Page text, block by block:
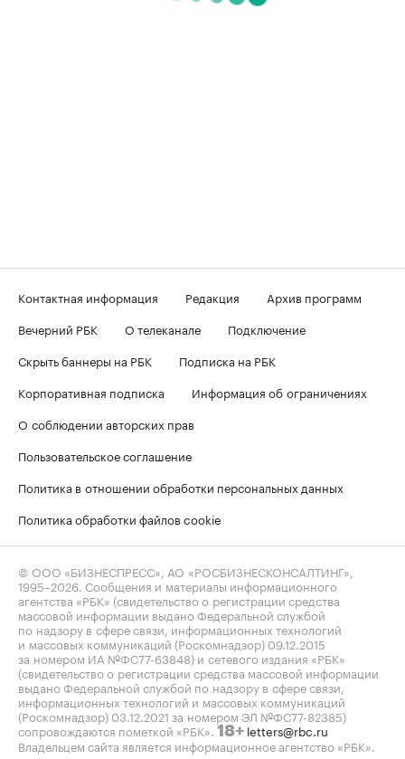
Контактная информация Редакция
Архив программ
Вечерний РБК
О телеканале
Подключение
Скрыть баннеры на РБК
Подписка на РБК
Корпоративная подписка
Информация об ограничениях
О соблюдении авторских прав
Пользовательское соглашение
Политика в отношении обработки персональных данных
Политика обработки файлов cookie
© ООО «БИЗНЕСПРЕСС», АО «РОСБИЗНЕСКОНСАЛТИНГ»,
1995–2026 . Сообщения и материалы информационного
агентства «РБК» (свидетельство о регистрации средства
массовой информации выдано Федеральной службой
по надзору в сфере связи, информационных технологий
и массовых коммуникаций (Роскомнадзор) 09.12.2015
за номером ИА №ФС77-63848) и сетевого издания «РБК»
(свидетельство о регистрации средства массовой информации
выдано Федеральной службой по надзору в сфере связи,
информационных технологий и массовых коммуникаций
(Роскомнадзор) 03.12.2021 за номером ЭЛ №ФС77-82385)
сопровождаются пометкой «РБК». 18+ letters@rbc.ru
Владельцем сайта является информационное агентство «РБК».